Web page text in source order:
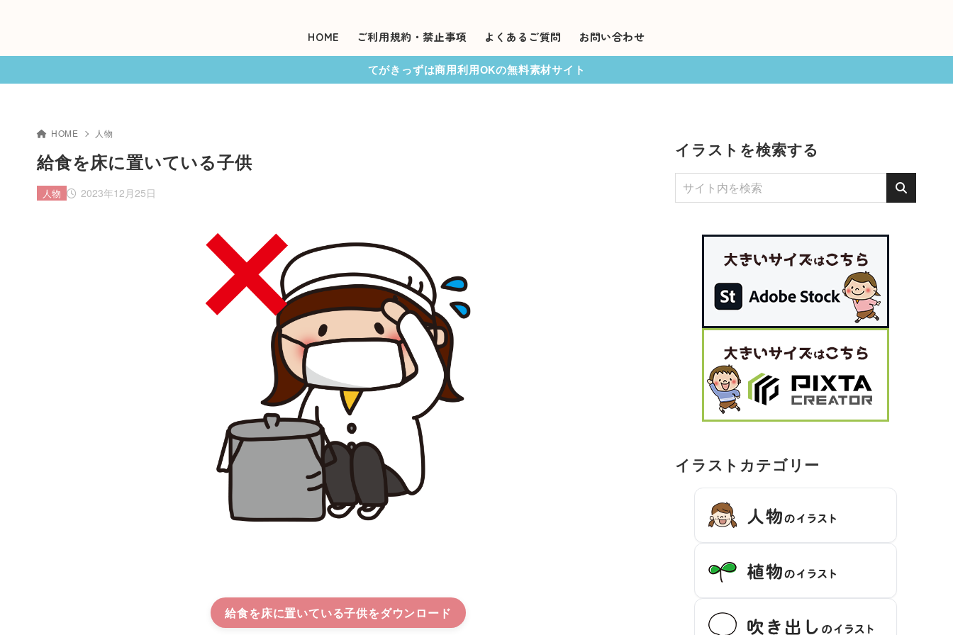
HOME ご利用規約・禁止事項 よくあるご質問 お問い合わせ
てがきっずは商用利用OKの無料素材サイト
HOME 人物
給食を床に置いている子供
2023年12月25日
人物
給食を床に置いている子供
イラストを検索する
イラストカテゴリー